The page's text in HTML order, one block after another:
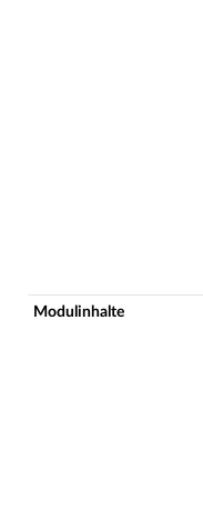
Modulinhalte